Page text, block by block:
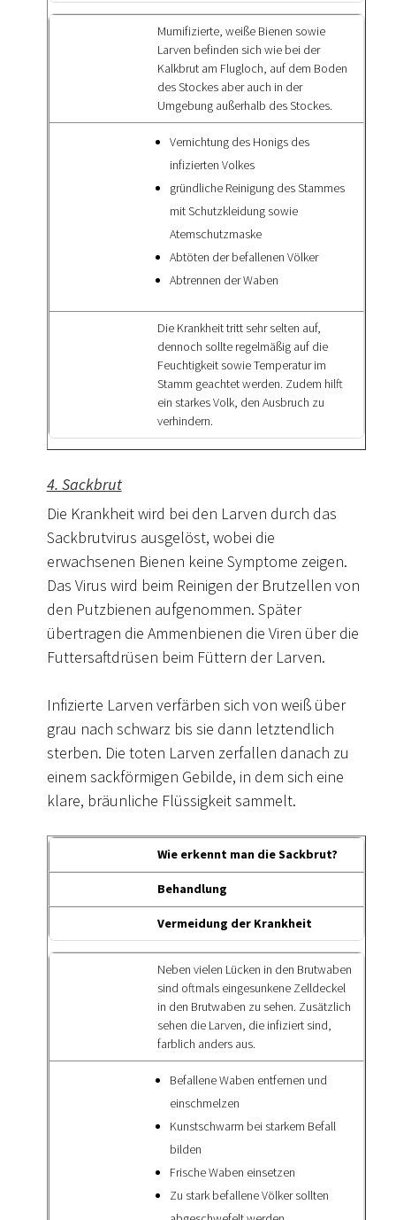
Mumifizierte, weiße Bienen sowie
Larven befinden sich wie bei der
Kalkbrut am Flugloch, auf dem Boden
des Stockes aber auch in der
Umgebung außerhalb des Stockes.
Vernichtung des Honigs des
infizierten Volkes
gründliche Reinigung des Stammes
mit Schutzkleidung sowie
Atemschutzmaske
Abtöten der befallenen Völker
Abtrennen der Waben
Die Krankheit tritt sehr selten auf,
dennoch sollte regelmäßig auf die
Feuchtigkeit sowie Temperatur im
Stamm geachtet werden. Zudem hilft
ein starkes Volk, den Ausbruch zu
verhindern.
4. Sackbrut
Die Krankheit wird bei den Larven durch das
Sackbrutvirus ausgelöst, wobei die
erwachsenen Bienen keine Symptome zeigen.
Das Virus wird beim Reinigen der Brutzellen von
den Putzbienen aufgenommen. Später
übertragen die Ammenbienen die Viren über die
Futtersaftdrüsen beim Füttern der Larven.
Infizierte Larven verfärben sich von weiß über
grau nach schwarz bis sie dann letztendlich
sterben. Die toten Larven zerfallen danach zu
einem sackförmigen Gebilde, in dem sich eine
klare, bräunliche Flüssigkeit sammelt.
Wie erkennt man die Sackbrut?
Behandlung
Vermeidung der Krankheit
Neben vielen Lücken in den Brutwaben
sind oftmals eingesunkene Zelldeckel
in den Brutwaben zu sehen. Zusätzlich
sehen die Larven, die infiziert sind,
farblich anders aus.
Befallene Waben entfernen und
einschmelzen
Kunstschwarm bei starkem Befall
bilden
Frische Waben einsetzen
Zu stark befallene Völker sollten